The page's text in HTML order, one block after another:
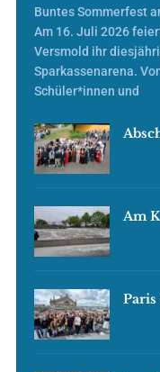
Buntes Sommerfest
Am 16. Juli 2026
Versmold ihr
Sparkassenarena.
Schüler*innen und
Am